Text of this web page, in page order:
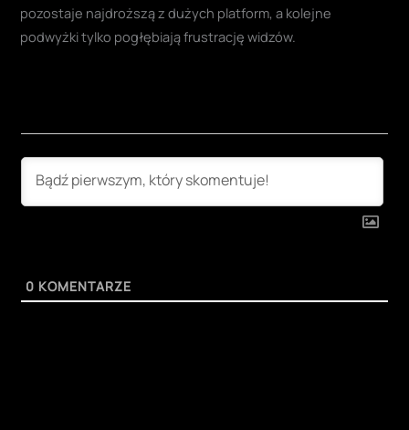
pozostaje najdroższą z dużych platform, a kolejne
podwyżki tylko pogłębiają frustrację widzów.
0 KOMENTARZE